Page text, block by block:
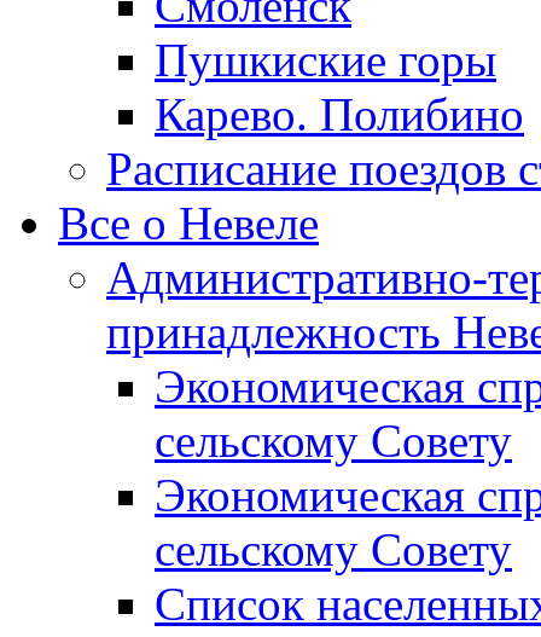
Пушкиские горы
Карево. Полибино
Расписание поездов
Все о Невеле
Административно-
принадлежность
Экономическая
сельскому Совету
Экономическая
сельскому Совету
Список